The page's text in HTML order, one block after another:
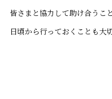
皆さまと協力して助け合うこ
日頃から行っておくことも大